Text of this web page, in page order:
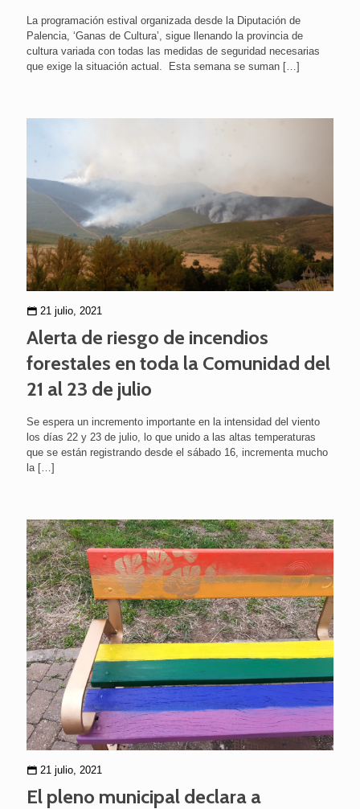
La programación estival organizada desde la Diputación de
Palencia, ‘Ganas de Cultura’, sigue llenando la provincia de
cultura variada con todas las medidas de seguridad necesarias
que exige la situación actual. Esta semana se suman […]
21 julio, 2021
Alerta de riesgo de incendios
forestales en toda la Comunidad del
21 al 23 de julio
Se espera un incremento importante en la intensidad del viento
los días 22 y 23 de julio, lo que unido a las altas temperaturas
que se están registrando desde el sábado 16, incrementa mucho
la […]
21 julio, 2021
El pleno municipal declara a